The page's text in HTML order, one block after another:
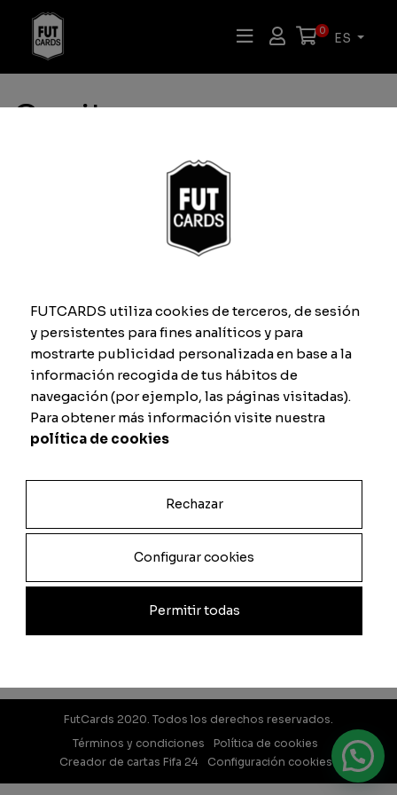
0 ES
Carrito
Tu carrito está vacío.
FutCards 2020. Todos los derechos reservados.
Términos y condiciones
Política de cookies
Creador de cartas Fifa 24
Configuración cookies
FUTCARDS utiliza cookies de terceros, de sesión
y persistentes para fines analíticos y para
mostrarte publicidad personalizada en base a la
información recogida de tus hábitos de
navegación (por ejemplo, las páginas visitadas).
Para obtener más información visite nuestra
política de cookies
Rechazar
Configurar cookies
Permitir todas